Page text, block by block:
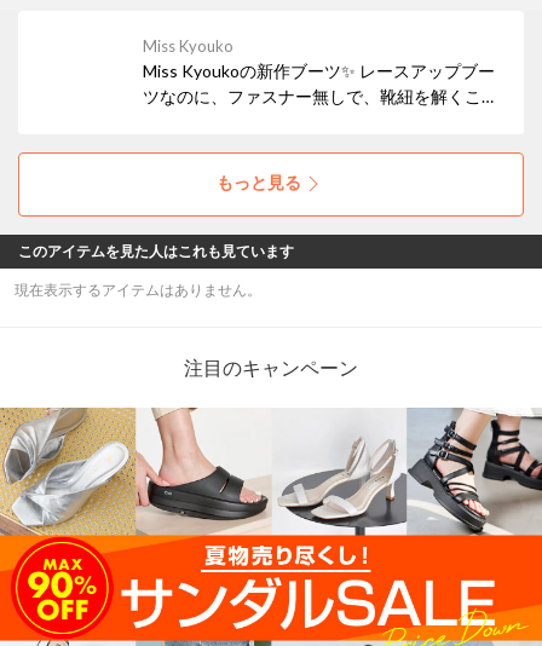
Miss Kyouko
Miss Kyoukoの新作ブーツ✨ レースアップブー
ツなのに、ファスナー無しで、靴紐を解くこと
なホールド感🎵もっと見る
このアイテムを見た人はこれも見ています
現在表示するアイテムはありません。
注目のキャンペーン